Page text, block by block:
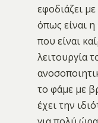
εφοδιάζει
όπως είναι
που είναι
λειτουργία
το φάμε με
έχει την